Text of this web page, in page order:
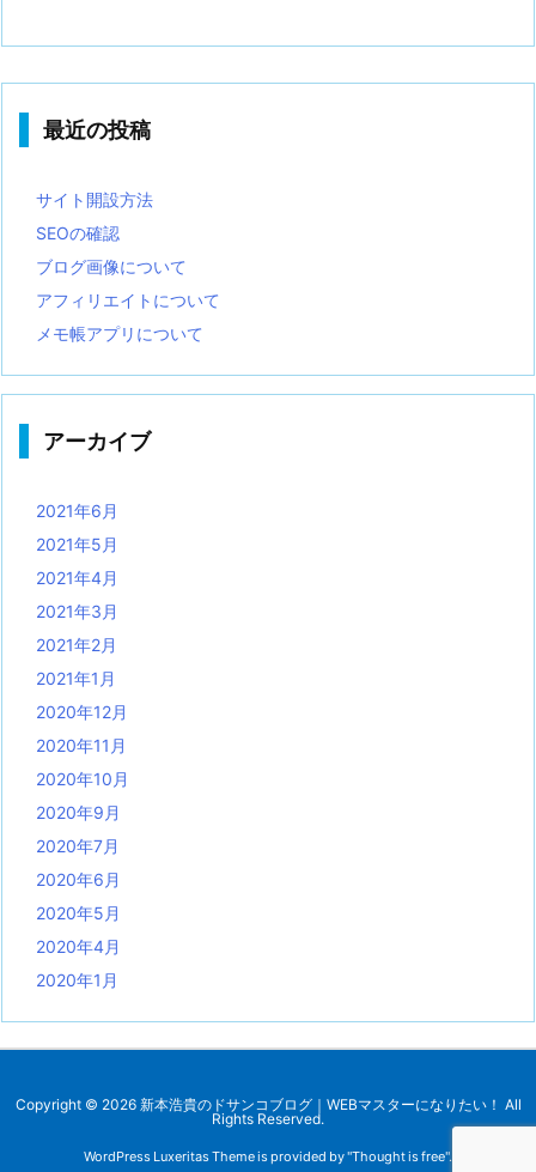
最近の投稿
サイト開設方法
SEOの確認
ブログ画像について
アフィリエイトについて
メモ帳アプリについて
アーカイブ
2021年6月
2021年5月
2021年4月
2021年3月
2021年2月
2021年1月
2020年12月
2020年11月
2020年10月
2020年9月
2020年7月
2020年6月
2020年5月
2020年4月
2020年1月
Copyright © 2026 新本浩貴のドサンコブログ｜WEBマスターになりたい！ All
Rights Reserved.
WordPress Luxeritas Theme is provided by "Thought is free".